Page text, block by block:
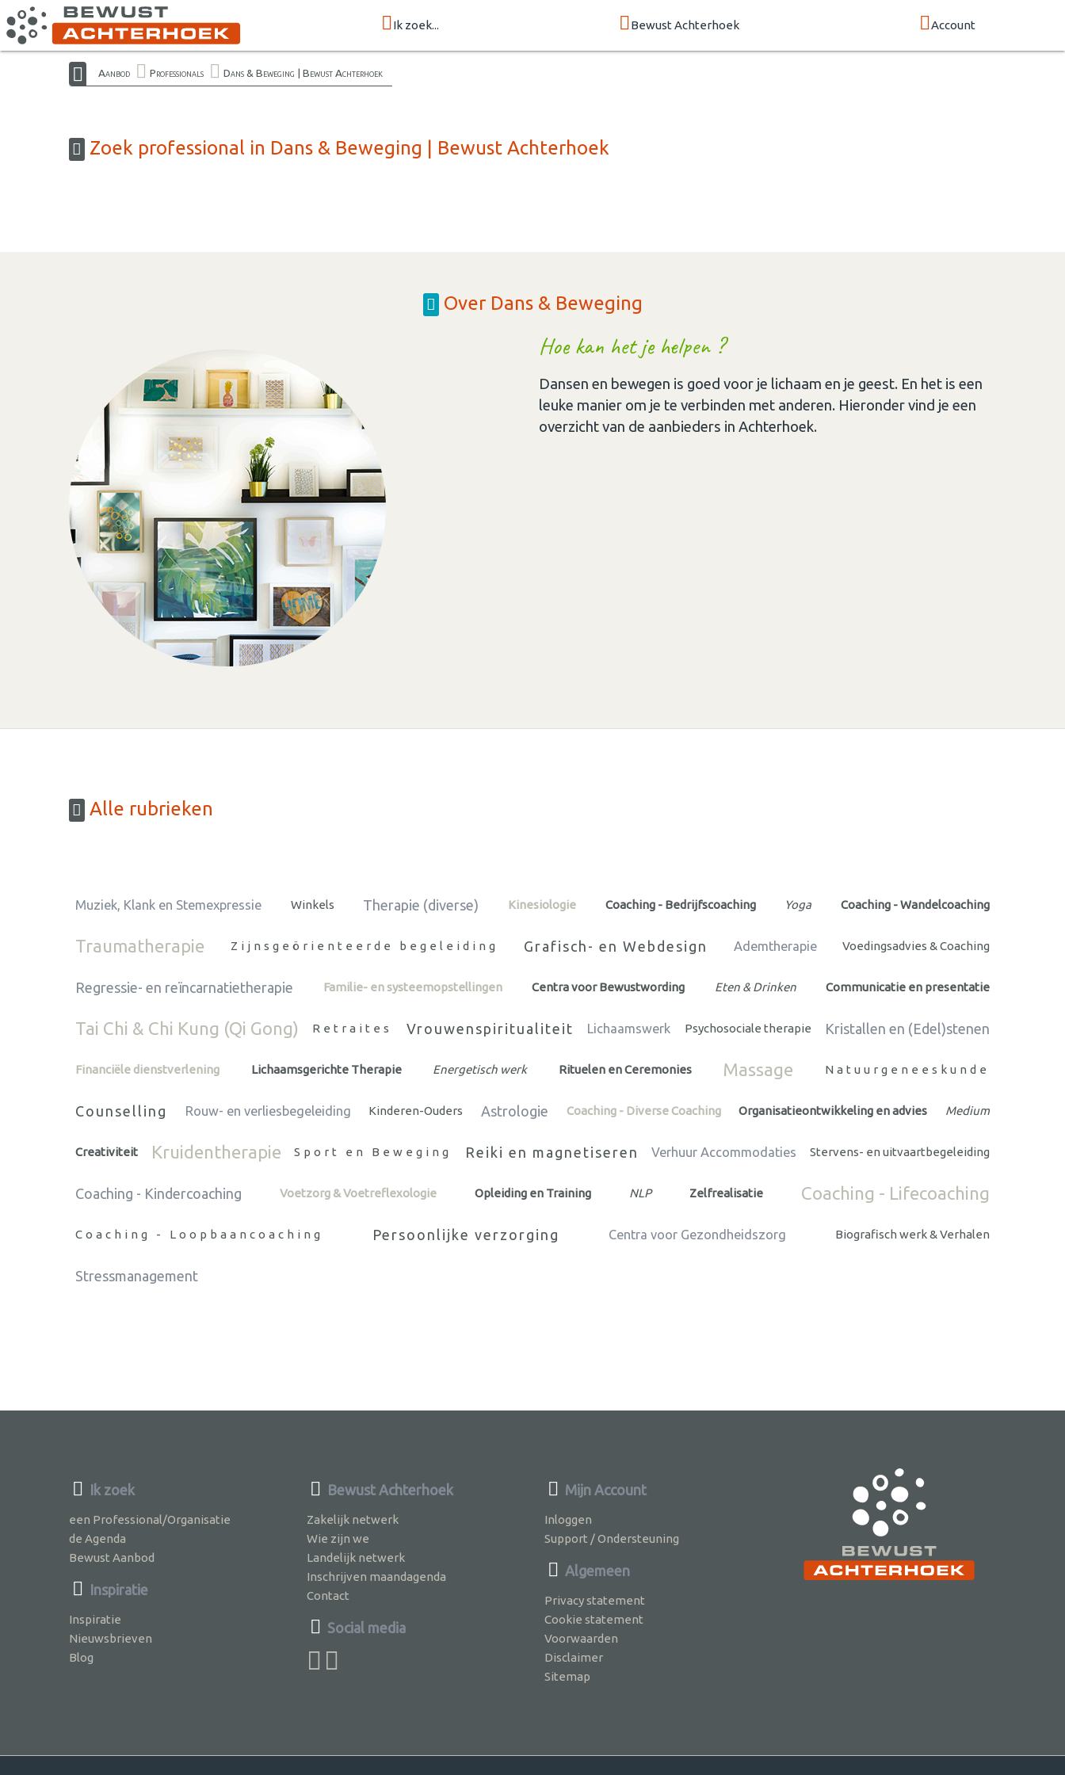
Ik zoek... Bewust Achterhoek Account
Aanbod Professionals Dans & Beweging | Bewust Achterhoek
Zoek professional in Dans & Beweging | Bewust Achterhoek
Over Dans & Beweging
Hoe kan het je helpen ?
Dansen en bewegen is goed voor je lichaam en je geest. En het is een
leuke manier om je te verbinden met anderen. Hieronder vind je een
overzicht van de aanbieders in Achterhoek.
Alle rubrieken
Muziek, Klank en Stemexpressie Winkels Therapie (diverse) Kinesiologie Coaching - Bedrijfscoaching Yoga Coaching - Wandelcoaching
Traumatherapie Zijnsgeörienteerde begeleiding Grafisch- en Webdesign Ademtherapie Voedingsadvies & Coaching
Regressie- en reïncarnatietherapie Familie- en systeemopstellingen Centra voor Bewustwording Eten & Drinken Communicatie en presentatie
Tai Chi & Chi Kung (Qi Gong) Retraites Vrouwenspiritualiteit Lichaamswerk Psychosociale therapie Kristallen en (Edel)stenen
Financiële dienstverlening Lichaamsgerichte Therapie Energetisch werk Rituelen en Ceremonies Massage Natuurgeneeskunde
Counselling Rouw- en verliesbegeleiding Kinderen-Ouders Astrologie Coaching - Diverse Coaching Organisatieontwikkeling en advies Medium
Creativiteit Kruidentherapie Sport en Beweging Reiki en magnetiseren Verhuur Accommodaties Stervens- en uitvaartbegeleiding
Coaching - Kindercoaching Voetzorg & Voetreflexologie Opleiding en Training NLP Zelfrealisatie Coaching - Lifecoaching
Coaching - Loopbaancoaching Persoonlijke verzorging Centra voor Gezondheidszorg Biografisch werk & Verhalen
Stressmanagement
Ik zoek
een Professional/Organisatie
de Agenda
Bewust Aanbod
Inspiratie
Inspiratie
Nieuwsbrieven
Blog
Bewust Achterhoek
Zakelijk netwerk
Wie zijn we
Landelijk netwerk
Inschrijven maandagenda
Contact
Social media
Mijn Account
Inloggen
Support / Ondersteuning
Algemeen
Privacy statement
Cookie statement
Voorwaarden
Disclaimer
Sitemap